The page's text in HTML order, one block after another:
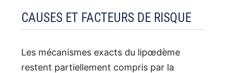
CAUSES ET FACTEURS DE RISQUE
Les mécanismes exacts du lipœdème
restent partiellement compris par la